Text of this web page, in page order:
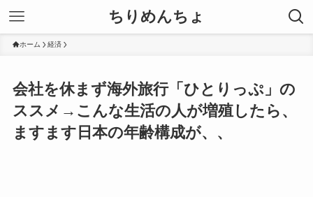
ちりめんちょ
ホーム 経済
会社を休まず海外旅行「ひとりっぷ」の
ススメ→こんな生活の人が増殖したら、
ますます日本の年齢構成が、、